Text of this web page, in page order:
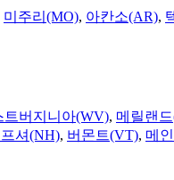
미주리(MO), 아칸소(AR),
트버지니아(WV), 메릴랜
셔(NH), 버몬트(VT), 메